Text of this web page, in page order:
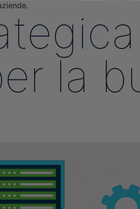
la